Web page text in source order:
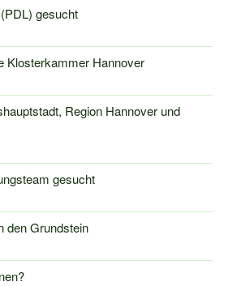
gesucht
Klosterkammer Hannover
Region Hannover und
gesucht
den Grundstein